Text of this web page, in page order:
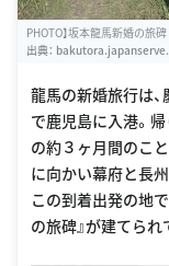
PHOTO】坂本龍馬新婚の旅
出典：
龍馬の新婚旅行は、
で鹿児島に入港。
の約３ヶ月間のこ
に向かい幕府と長
この到着出発の地
の旅碑』が建てられ